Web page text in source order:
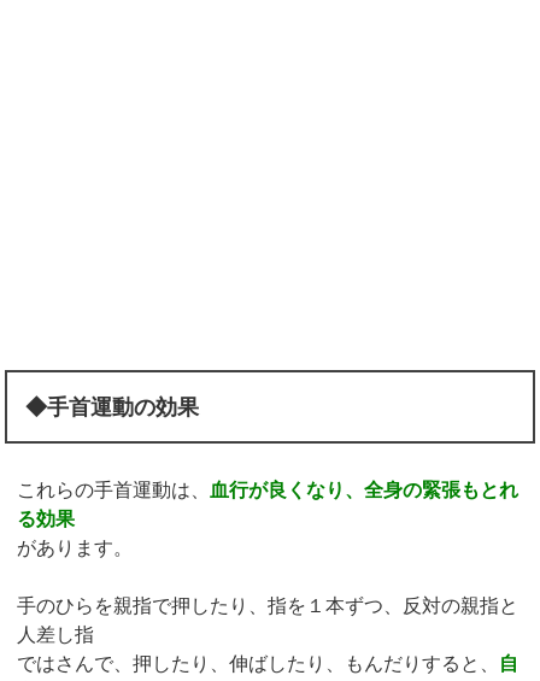
◆手首運動の効果
これらの手首運動は、 血行が良くなり、全身の緊張もとれ
る効果
があります。
手のひらを親指で押したり、指を１本ずつ、反対の親指と
人差し指
ではさんで、押したり、伸ばしたり、もんだりすると、 自